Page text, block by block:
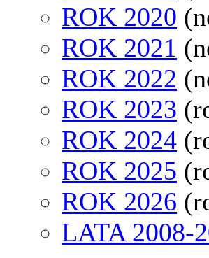
ROK 2020
ROK 2021
ROK 2022
ROK 2023
ROK 2024
ROK 2025
ROK 2026
LATA 2008-